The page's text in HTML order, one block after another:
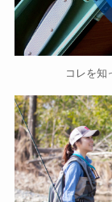
コレを知